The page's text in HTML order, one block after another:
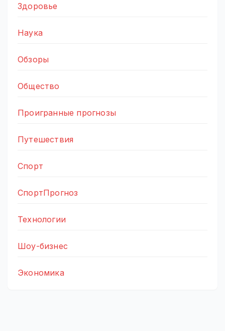
Здоровье
Наука
Обзоры
Общество
Проигранные прогнозы
Путешествия
Спорт
СпортПрогноз
Технологии
Шоу-бизнес
Экономика